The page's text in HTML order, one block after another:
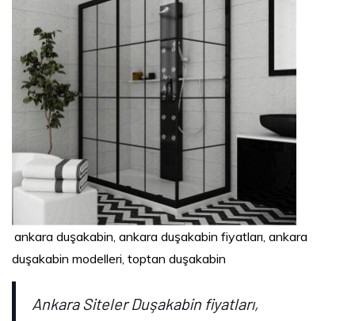
ankara duşakabin, ankara duşakabin fiyatları, ankara
duşakabin modelleri, toptan duşakabin
Ankara Siteler Duşakabin fiyatları,